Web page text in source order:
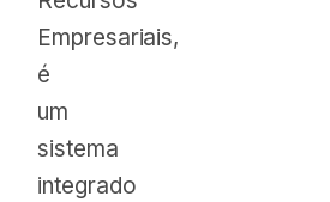
Empresariais,
é
um
sistema
integrado